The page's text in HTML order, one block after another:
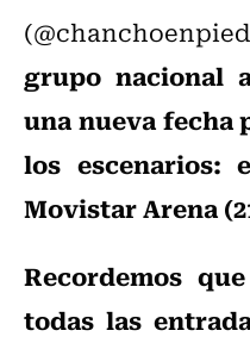
grupo nacional
una nueva fecha
los
Movistar Arena
Recordemos
todas las